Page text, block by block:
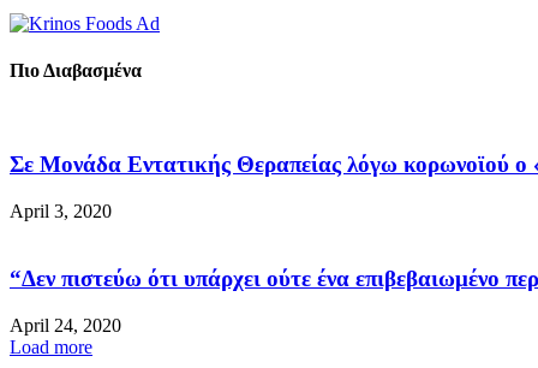
Πιο Διαβασμένα
Σε Μονάδα Εντατικής Θεραπείας λόγω κορωνοϊού ο
April 3, 2020
“Δεν πιστεύω ότι υπάρχει ούτε ένα επιβεβαιωμένο
April 24, 2020
Load more